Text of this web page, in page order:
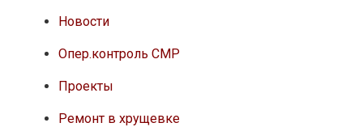
Новости
Опер.контроль СМР
Проекты
Ремонт в хрущевке